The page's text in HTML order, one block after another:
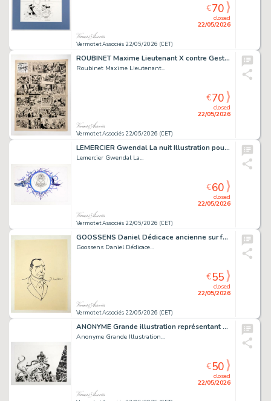
Vermot et Associés 22/05/2026 (CET)
closed
22/05/2026
€70
ROUBINET Maxime Lieutenant X contre Gestapo Planche...
Roubinet Maxime Lieutenant...
Vermot et Associés 22/05/2026 (CET)
closed
22/05/2026
€70
LEMERCIER Gwendal La nuit Illustration pour l’album...
Lemercier Gwendal La...
Vermot et Associés 22/05/2026 (CET)
closed
22/05/2026
€60
GOOSSENS Daniel Dédicace ancienne sur feuille 28 x...
Goossens Daniel Dédicace...
Vermot et Associés 22/05/2026 (CET)
closed
22/05/2026
€55
ANONYME Grande illustration représentant un samourai Encre...
Anonyme Grande Illustration...
closed
22/05/2026
€50